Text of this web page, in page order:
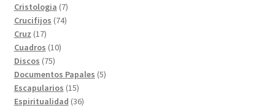
productos
Cristologia 77
productos
Crucifijos 7474
Cruz 1717
productos
Cuadros 1010
Discos 7575
productos
Documentos Papales 55
Escapularios 1515
productos
Espiritualidad 3636